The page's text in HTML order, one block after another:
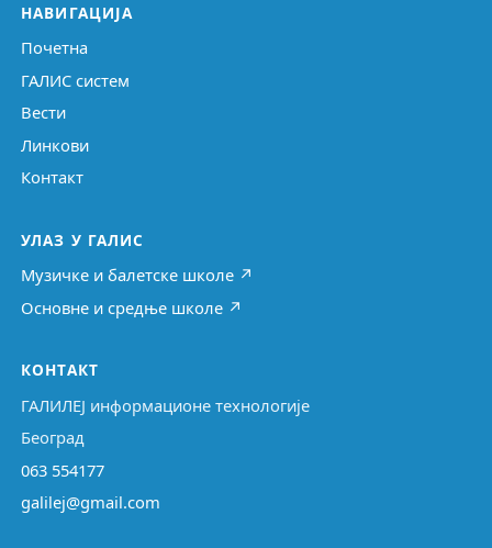
НАВИГАЦИЈА
Почетна
ГАЛИС систем
Вести
Линкови
Контакт
УЛАЗ У ГАЛИС
Музичке и балетске школе ↗
Основне и средње школе ↗
КОНТАКТ
ГАЛИЛЕЈ информационе технологије
Београд
063 554177
galilej@gmail.com